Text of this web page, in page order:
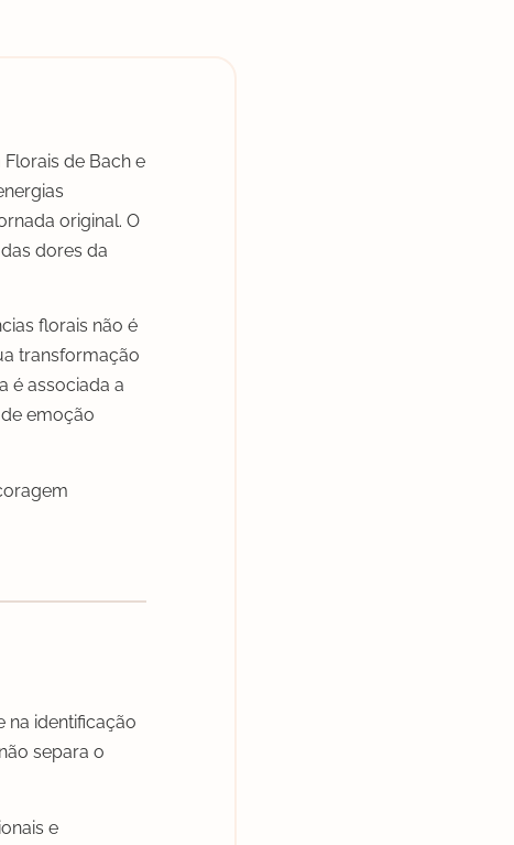
de Bach e
original. O
dores da
florais não é
transformação
é associada a
emoção
na identificação
separa o
e